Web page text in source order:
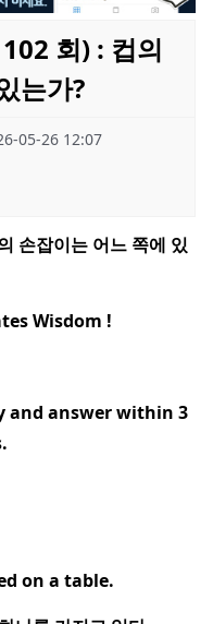
회) : 컵의
는가?
05-26 12:07
손잡이는 어느 쪽에 있
Wisdom !
and answer within 3
on a table.